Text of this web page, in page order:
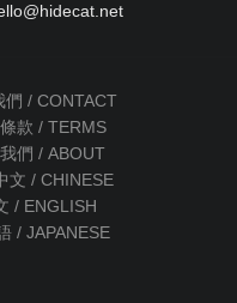
@hidecat.net
們 / CONTACT
款 / TERMS
們 / ABOUT
文 / CHINESE
/ ENGLISH
/ JAPANESE